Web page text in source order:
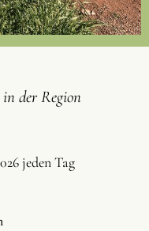
der Region
jeden Tag